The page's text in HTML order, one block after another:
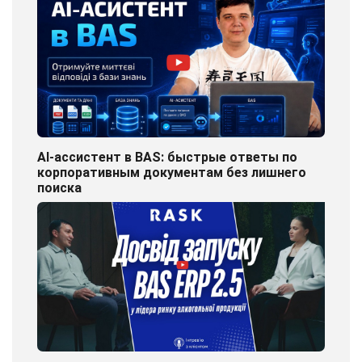
AI-ассистент в BAS: быстрые ответы по
корпоративным документам без лишнего
поиска